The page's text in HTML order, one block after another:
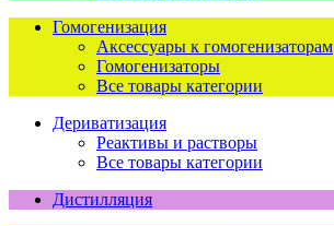
Гомогенизация
Аксессуары к гомогенизаторам
Гомогенизаторы
Все товары категории
Дериватизация
Реактивы и растворы
Все товары категории
Дистилляция